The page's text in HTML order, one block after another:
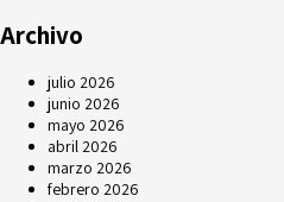
Archivo
julio 2026
junio 2026
mayo 2026
abril 2026
marzo 2026
febrero 2026